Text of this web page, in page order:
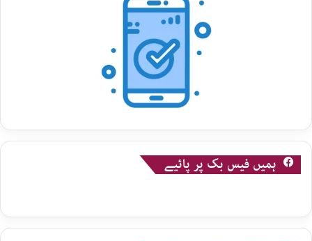
ہمیں فیس بک پر پائیے